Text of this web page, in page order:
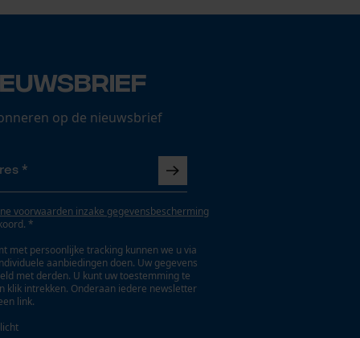
op de nieuwsbrief
voorwaarden inzake gegevensbescherming
*
met persoonlijke tracking kunnen we u via
aanbiedingen doen. Uw gegevens
met derden. U kunt uw toestemming te
klik intrekken. Onderaan iedere newsletter
link.